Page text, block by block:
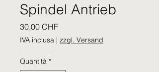
Spindel Antrieb
30,00 CHFPrezzo
IVA inclusa | zzgl. Versand
Quantità *